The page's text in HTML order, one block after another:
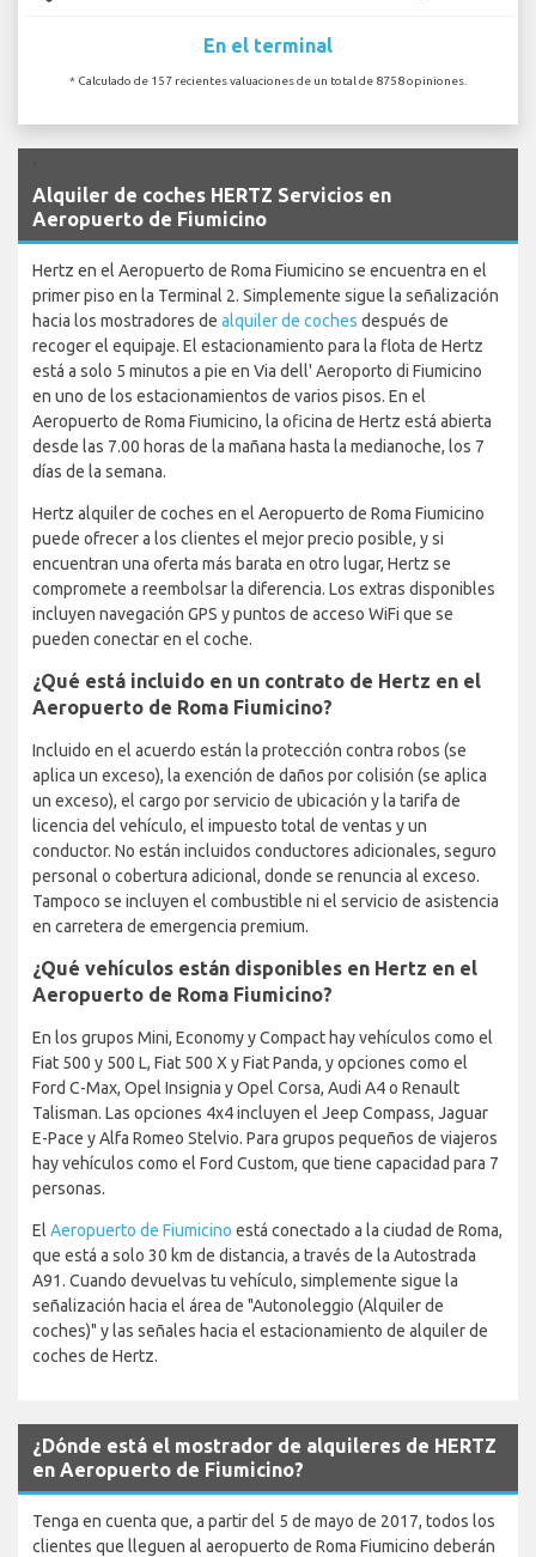
En el terminal
* Calculado de 157 recientes valuaciones de un total de 8758 opiniones.
Alquiler de coches HERTZ Servicios en
Aeropuerto de Fiumicino
Hertz en el Aeropuerto de Roma Fiumicino se encuentra en el
primer piso en la Terminal 2. Simplemente sigue la señalización
hacia los mostradores de alquiler de coches después de
recoger el equipaje. El estacionamiento para la flota de Hertz
está a solo 5 minutos a pie en Via dell' Aeroporto di Fiumicino
en uno de los estacionamientos de varios pisos. En el
Aeropuerto de Roma Fiumicino, la oficina de Hertz está abierta
desde las 7.00 horas de la mañana hasta la medianoche, los 7
días de la semana.
Hertz alquiler de coches en el Aeropuerto de Roma Fiumicino
puede ofrecer a los clientes el mejor precio posible, y si
encuentran una oferta más barata en otro lugar, Hertz se
compromete a reembolsar la diferencia. Los extras disponibles
incluyen navegación GPS y puntos de acceso WiFi que se
pueden conectar en el coche.
¿Qué está incluido en un contrato de Hertz en el
Aeropuerto de Roma Fiumicino?
Incluido en el acuerdo están la protección contra robos (se
aplica un exceso), la exención de daños por colisión (se aplica
un exceso), el cargo por servicio de ubicación y la tarifa de
licencia del vehículo, el impuesto total de ventas y un
conductor. No están incluidos conductores adicionales, seguro
personal o cobertura adicional, donde se renuncia al exceso.
Tampoco se incluyen el combustible ni el servicio de asistencia
en carretera de emergencia premium.
¿Qué vehículos están disponibles en Hertz en el
Aeropuerto de Roma Fiumicino?
En los grupos Mini, Economy y Compact hay vehículos como el
Fiat 500 y 500 L, Fiat 500 X y Fiat Panda, y opciones como el
Ford C-Max, Opel Insignia y Opel Corsa, Audi A4 o Renault
Talisman. Las opciones 4x4 incluyen el Jeep Compass, Jaguar
E-Pace y Alfa Romeo Stelvio. Para grupos pequeños de viajeros
hay vehículos como el Ford Custom, que tiene capacidad para 7
personas.
El Aeropuerto de Fiumicino está conectado a la ciudad de Roma,
que está a solo 30 km de distancia, a través de la Autostrada
A91. Cuando devuelvas tu vehículo, simplemente sigue la
señalización hacia el área de "Autonoleggio (Alquiler de
coches)" y las señales hacia el estacionamiento de alquiler de
coches de Hertz.
¿Dónde está el mostrador de alquileres de HERTZ
en Aeropuerto de Fiumicino?
Tenga en cuenta que, a partir del 5 de mayo de 2017, todos los
clientes que lleguen al aeropuerto de Roma Fiumicino deberán